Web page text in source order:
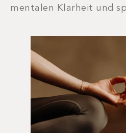
mentalen Klarheit und